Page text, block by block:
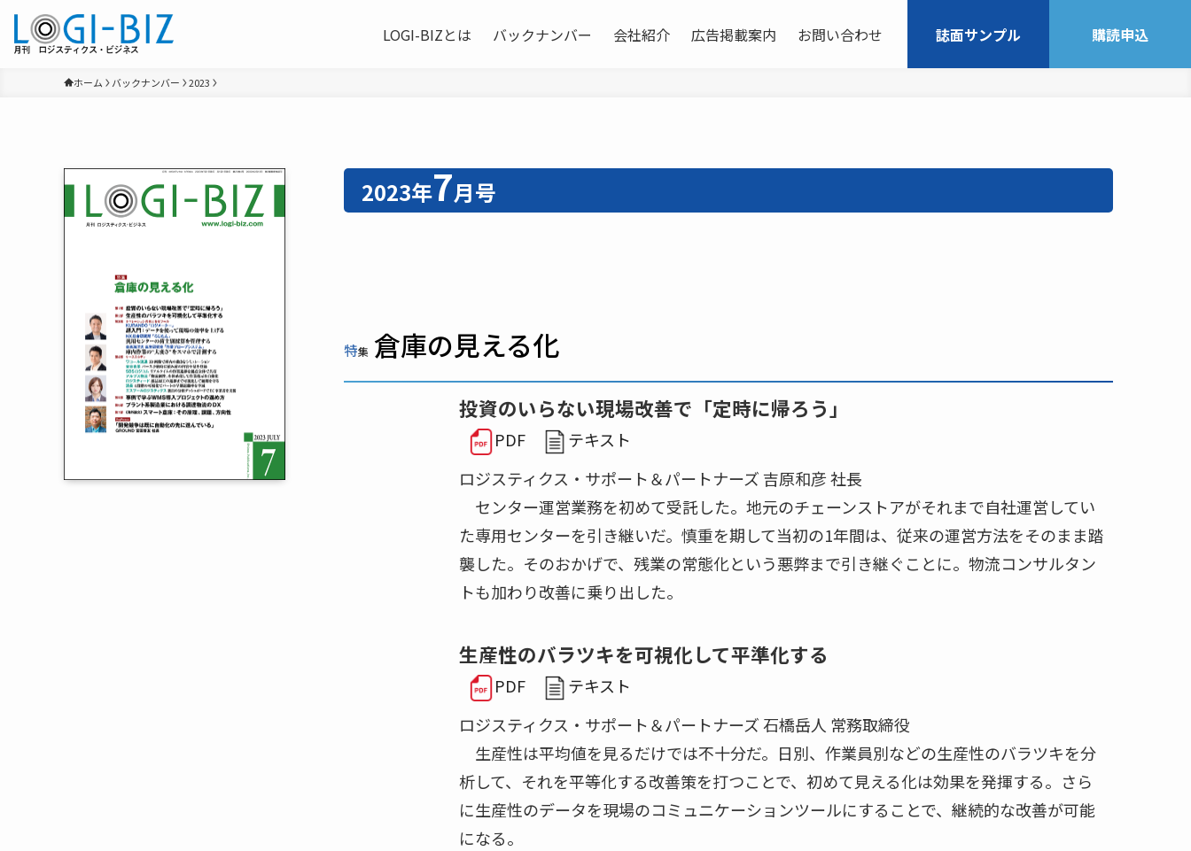
LOGI-BIZとは バックナンバー 会社紹介 広告掲載案内 お問い合わせ 誌面サンプル 購読申込
ホーム バックナンバー 2023
2023年7月号
特集 倉庫の見える化
投資のいらない現場改善で「定時に帰ろう」
PDF
テキスト
ロジスティクス・サポート＆パートナーズ 吉原和彦 社長
センター運営業務を初めて受託した。地元のチェーンストアがそれまで自社運営してい
た専用センターを引き継いだ。慎重を期して当初の1年間は、従来の運営方法をそのまま踏
襲した。そのおかげで、残業の常態化という悪弊まで引き継ぐことに。物流コンサルタン
トも加わり改善に乗り出した。
生産性のバラツキを可視化して平準化する
PDF
テキスト
ロジスティクス・サポート＆パートナーズ 石橋岳人 常務取締役
生産性は平均値を見るだけでは不十分だ。日別、作業員別などの生産性のバラツキを分
析して、それを平等化する改善策を打つことで、初めて見える化は効果を発揮する。さら
に生産性のデータを現場のコミュニケーションツールにすることで、継続的な改善が可能
になる。